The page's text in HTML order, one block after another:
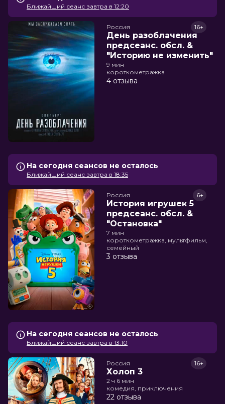
Ближайший сеанс завтра в 12:20
Россия
День разоблачения
предсеанс. обсл. &
"Историю не изменить"
16+
9 мин
короткометражка
4 отзыва
На сегодня сеансов не осталось
Ближайший сеанс завтра в 18:35
Россия
История игрушек 5
предсеанс. обсл. &
"Остановка"
6+
7 мин
короткометражка, мультфильм,
семейный
3 отзыва
На сегодня сеансов не осталось
Ближайший сеанс завтра в 13:10
Россия
Холоп 3
16+
2 ч 6 мин
комедия, приключения
22 отзыва